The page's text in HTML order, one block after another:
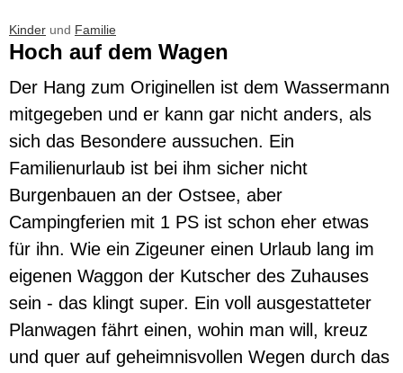
Kinder und Familie
Hoch auf dem Wagen
Der Hang zum Originellen ist dem Wassermann
mitgegeben und er kann gar nicht anders, als
sich das Besondere aussuchen. Ein
Familienurlaub ist bei ihm sicher nicht
Burgenbauen an der Ostsee, aber
Campingferien mit 1 PS ist schon eher etwas
für ihn. Wie ein Zigeuner einen Urlaub lang im
eigenen Waggon der Kutscher des Zuhauses
sein - das klingt super. Ein voll ausgestatteter
Planwagen fährt einen, wohin man will, kreuz
und quer auf geheimnisvollen Wegen durch das